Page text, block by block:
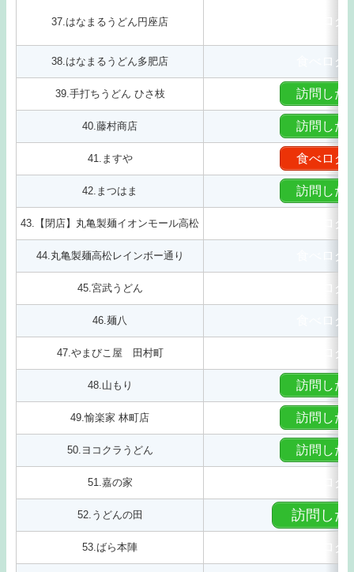
37.はなまるうどん円座店 食べログ
38.はなまるうどん多肥店 食べログ
39.手打ちうどん ひさ枝 訪問した
40.藤村商店 訪問した
41.ますや 食べログ
42.まつはま 訪問した
43.【閉店】丸亀製麺イオンモール高松 食べログ
44.丸亀製麺高松レインボー通り 食べログ
45.宮武うどん 食べログ
46.麺八 食べログ
47.やまびこ屋 田村町 食べログ
48.山もり 訪問した
49.愉楽家 林町店 訪問した
50.ヨコクラうどん 訪問した
51.嘉の家 食べログ
52.うどんの田 訪問した
53.ばら本陣 食べログ